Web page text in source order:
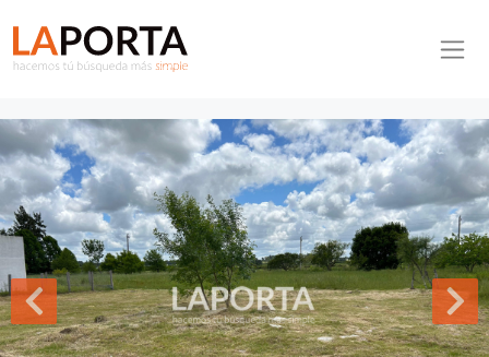
Inicio
Terreno ID.991 - Terreno en venta en B° La Chinita, próximo a